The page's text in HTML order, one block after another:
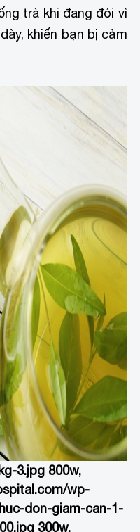
trà khi đang đói vì
khiến bạn bị cảm
3.jpg 800w,
wp-
don-giam-can-1-
300w,